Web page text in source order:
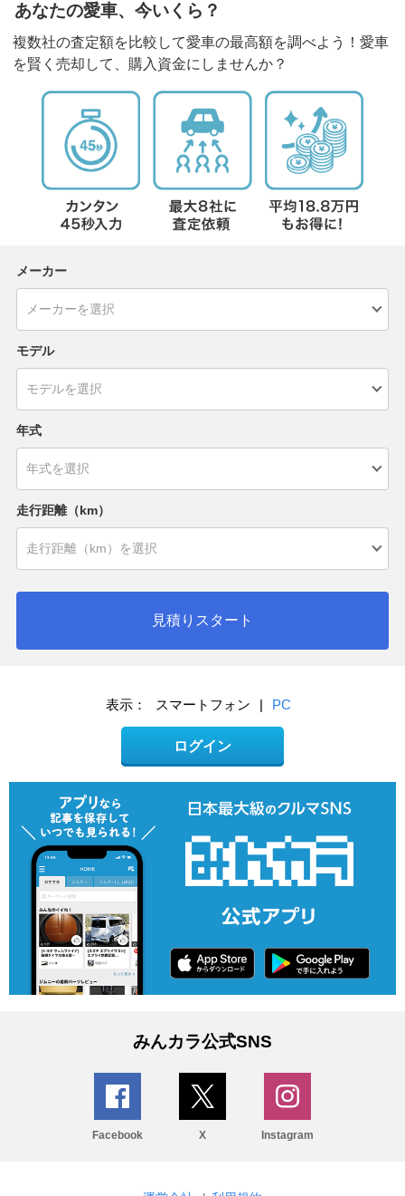
あなたの愛車、今いくら？
複数社の査定額を比較して愛車の最高額を調べよう！愛車
を賢く売却して、購入資金にしませんか？
メーカー
モデル
年式
走行距離（km）
見積りスタート
表示： スマートフォン | PC
ログイン
みんカラ公式SNS
Facebook X Instagram